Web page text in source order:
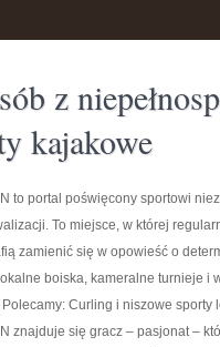
z
kajakowe
to portal poświęcony sportowi
To miejsce, w której
zamienić się w opowieść o
boiska, kameralne turnieje i
Curling i niszowe sporty
znajduje się gracz – pasjonat –